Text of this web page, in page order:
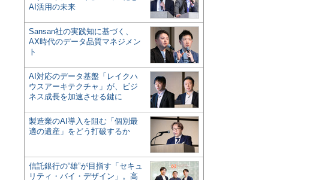
AI活用の未来
Sansan社の実践知に基づく、
AX時代のデータ品質マネジメン
ト
AI対応のデータ基盤「レイクハ
ウスアーキテクチャ」が、ビジ
ネス成長を加速させる鍵に
製造業のAI導入を阻む「個別最
適の遺産」をどう打破するか
信託銀行の“雄”が目指す「セキュ
リティ・バイ・デザイン」。高